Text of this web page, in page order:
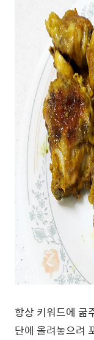
항상 키워드에 굶
단에 올려놓으려